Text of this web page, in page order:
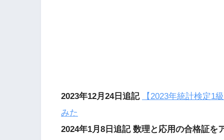
2023年12月24日追記
【2023年統計検定1
みた
2024年1月8日追記 数理と応用の合格証を